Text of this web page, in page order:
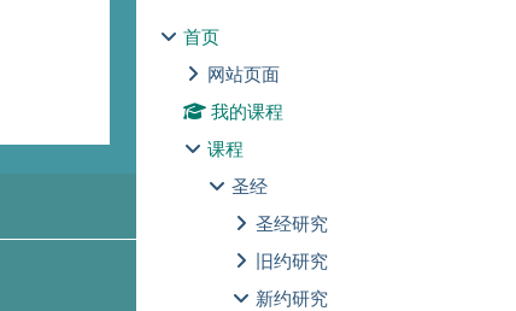
首页
网站页面
我的课程
课程
圣经
圣经研究
旧约研究
新约研究